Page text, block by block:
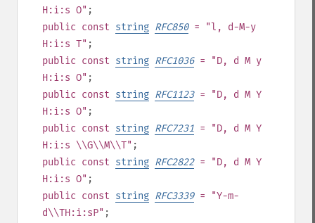
H:i:s O" ;
public const string RFC850= "l, d-M-y
H:i:s T" ;
public const string RFC1036= "D, d M y
H:i:s O" ;
public const string RFC1123= "D, d M Y
H:i:s O" ;
public const string RFC7231 = "D, d M Y
H:i:s \\G\\M\\T" ;
public const string RFC2822= "D, d M Y
H:i:s O" ;
public const string RFC3339= "Y-m-
d\\TH:i:sP" ;